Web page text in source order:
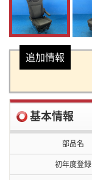
追加情報
基本情報
部品名
初年度登録